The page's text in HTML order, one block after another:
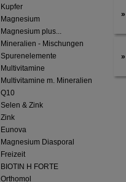
Kupfer
Magnesium
Magnesium plus...
Mineralien - Mischungen
Spurenelemente
Multivitamine
Multivitamine m. Mineralien
Q10
Selen & Zink
Zink
Eunova
Magnesium Diasporal
Freizeit
BIOTIN H FORTE
Orthomol